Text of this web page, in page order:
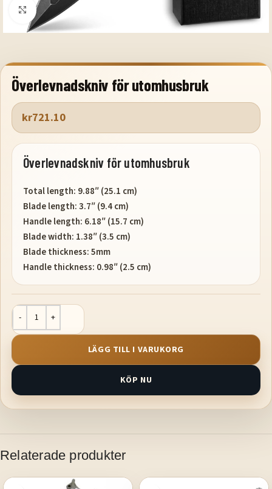
Klicka för att förstora
Överlevnadskniv för utomhusbruk
kr721.10
Överlevnadskniv för utomhusbruk
Total length: 9.88″ (25.1 cm)
Blade length: 3.7″ (9.4 cm)
Handle length: 6.18″ (15.7 cm)
Blade width: 1.38″ (3.5 cm)
Blade thickness: 5mm
Handle thickness: 0.98″ (2.5 cm)
LÄGG TILL I VARUKORG
KÖP NU
Relaterade produkter